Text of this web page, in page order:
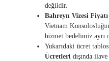
değildir.
Bahreyn Vizesi Fiyatı
Vietnam
hizmet bedelimiz ayrı
Yukarıdaki ücret
Ücretleri dışında